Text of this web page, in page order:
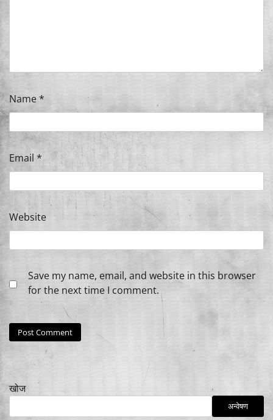
Name*
Email *
Website
Save my name, email, and website in this browser
for the next time I comment.
खोज
अन्वेषण